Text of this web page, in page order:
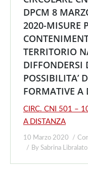
DPCM 8
2020-MISURE
TERRITORIO
DIFFONDERSI
POSSIBILITA’
FORMATIVE A
CIRC. CNI 501 –
A DISTANZA
10 Marzo 2020
By Sabrina Libralato